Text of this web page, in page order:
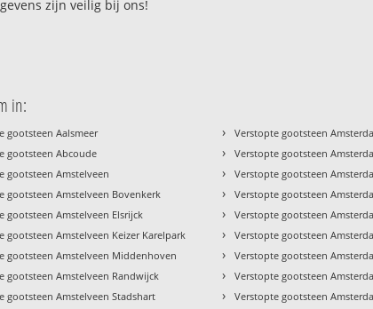
zijn veilig bij ons!
in:
gootsteen Aalsmeer
gootsteen Abcoude
gootsteen Amstelveen
gootsteen Amstelveen Bovenkerk
gootsteen Amstelveen Elsrijck
gootsteen Amstelveen Keizer Karelpark
gootsteen Amstelveen Middenhoven
gootsteen Amstelveen Randwijck
gootsteen Amstelveen Stadshart
› Verstopte gootsteen
› Verstopte gootsteen
› Verstopte gootsteen
› Verstopte gootsteen
› Verstopte gootsteen
› Verstopte gootsteen
› Verstopte gootsteen
› Verstopte gootsteen
› Verstopte gootsteen